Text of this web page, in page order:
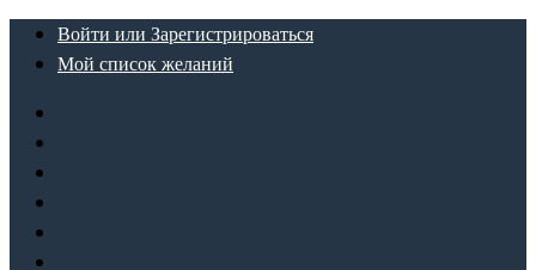
ПерейтиВойти или Зарегистрироваться
Мой список желаний